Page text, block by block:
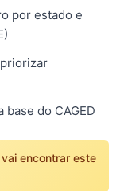
por estado e
do CAGED
encontrar este